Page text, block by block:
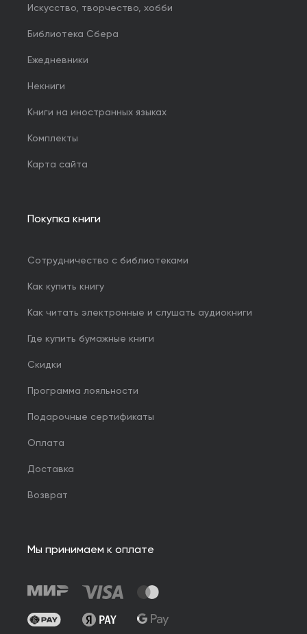
Искусство, творчество, хобби
Библиотека Сбера
Ежедневники
Некниги
Книги на иностранных языках
Комплекты
Карта сайта
Покупка книги
Сотрудничество с библиотеками
Как купить книгу
Как читать электронные и слушать аудиокниги
Где купить бумажные книги
Скидки
Программа лояльности
Подарочные сертификаты
Оплата
Доставка
Возврат
Мы принимаем к оплате